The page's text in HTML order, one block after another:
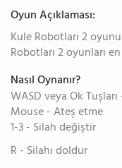
Oyun Açıklaması:
Kule Robotları 2
Robotları 2 oyunları
Nasıl Oynanır?
WASD veya Ok
Mouse - Ateş etme
1-3 - Silah değiştir
R - Silahı doldur